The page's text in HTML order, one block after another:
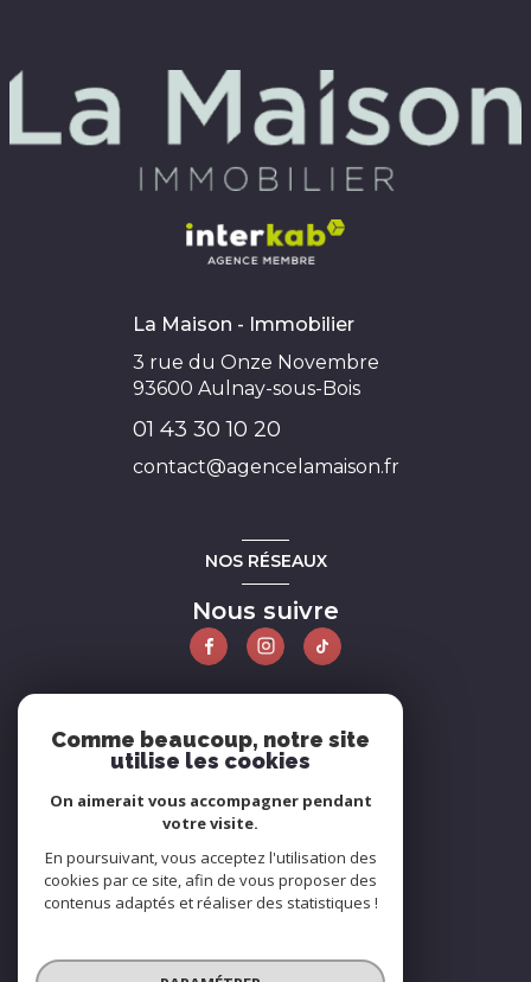
La Maison - Immobilier
3 rue du Onze Novembre
93600 Aulnay-sous-Bois
01 43 30 10 20
contact@agencelamaison.fr
NOS RÉSEAUX
Nous suivre
ADHÉRENTS
© 2026 | Tous droits réservés
Comme beaucoup, notre site
utilise les cookies
On aimerait vous accompagner pendant
votre visite.
En poursuivant, vous acceptez l'utilisation des
cookies par ce site, afin de vous proposer des
contenus adaptés et réaliser des statistiques !